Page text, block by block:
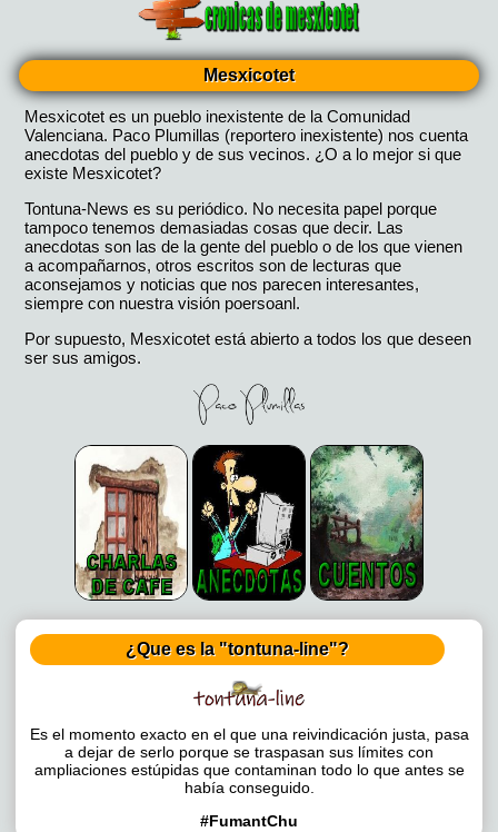
Mesxicotet
Mesxicotet es un pueblo inexistente de la Comunidad
Valenciana. Paco Plumillas (reportero inexistente) nos cuenta
anecdotas del pueblo y de sus vecinos. ¿O a lo mejor si que
existe Mesxicotet?
Tontuna-News es su periódico. No necesita papel porque
tampoco tenemos demasiadas cosas que decir. Las
anecdotas son las de la gente del pueblo o de los que vienen
a acompañarnos, otros escritos son de lecturas que
aconsejamos y noticias que nos parecen interesantes,
siempre con nuestra visión poersoanl.
Por supuesto, Mesxicotet está abierto a todos los que deseen
ser sus amigos.
¿Que es la "tontuna-line"?
Es el momento exacto en el que una reivindicación justa, pasa
a dejar de serlo porque se traspasan sus límites con
ampliaciones estúpidas que contaminan todo lo que antes se
había conseguido.
#FumantChu